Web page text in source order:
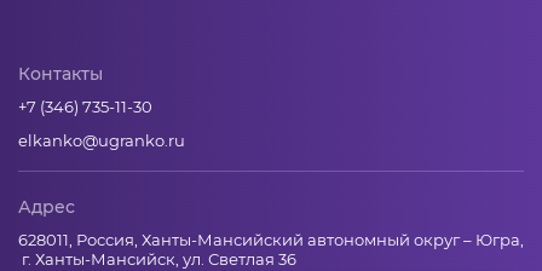
Контакты
+7 (346) 735-11-30
elkanko@ugranko.ru
Адрес
628011, Россия, Ханты-Мансийский автономный округ – Югра,
г. Ханты-Мансийск, ул. Светлая 36